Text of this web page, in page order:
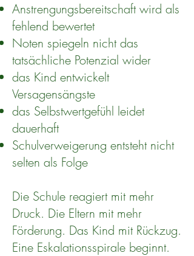
Anstrengungsbereitschaft wird als
fehlend bewertet
Noten spiegeln nicht das
tatsächliche Potenzial wider
das Kind entwickelt
Versagensängste
das Selbstwertgefühl leidet
dauerhaft
Schulverweigerung entsteht nicht
selten als Folge
Die Schule reagiert mit mehr
Druck. Die Eltern mit mehr
Förderung. Das Kind mit Rückzug.
Eine Eskalationsspirale beginnt.